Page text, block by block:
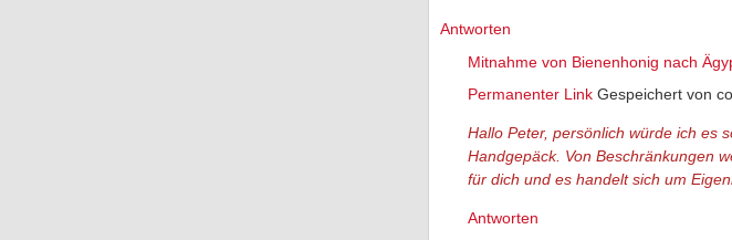
Antworten
Mitnahme von Bienenhonig nach
Permanenter Link Gespeichert von
Hallo Peter, persönlich würde ich es
Handgepäck. Von Beschränkungen
für dich und es handelt sich um
Antworten